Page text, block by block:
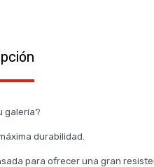
galería?
durabilidad.
para ofrecer una gran